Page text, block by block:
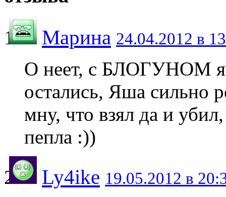
Марина 24.04.2012 в
О неет, с БЛОГУНОМ я
остались, Яша сильно
мну, что взял да и
пепла :))
Ly4ike 19.05.2012 в